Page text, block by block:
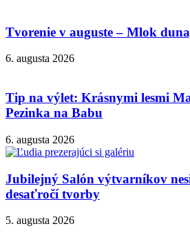
Tvorenie v auguste – Mlok
6. augusta 2026
Tip na výlet: Krásnymi lesmi
Pezinka na Babu
6. augusta 2026
Jubilejný Salón výtvarníkov
desaťročí tvorby
5. augusta 2026